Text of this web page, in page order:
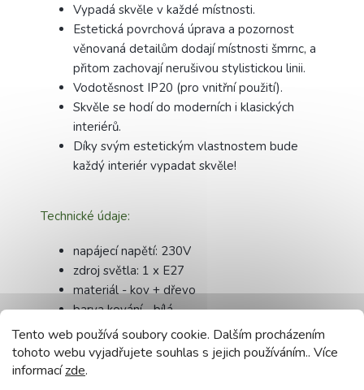
Tento web používá soubory cookie. Dalším procházením
tohoto webu vyjadřujete souhlas s jejich používáním.. Více
informacízde.
Vypadá skvěle v každé místnosti.
Estetická povrchová úprava a pozornost
věnovaná detailům dodají místnosti šmrnc, a
přitom zachovají nerušivou stylistickou linii.
Vodotěsnost IP20 (pro vnitřní použití).
Skvěle se hodí do moderních i klasických
interiérů.
Díky svým estetickým vlastnostem bude
každý interiér vypadat skvěle!
Technické údaje:
napájecí napětí: 230V
zdroj světla: 1 x E27
materiál - kov + dřevo
barva kování - bílá
výška se sklem - 20 cm
žárovkanenísoučástí dodávky - ne
nastavení převisu: ano